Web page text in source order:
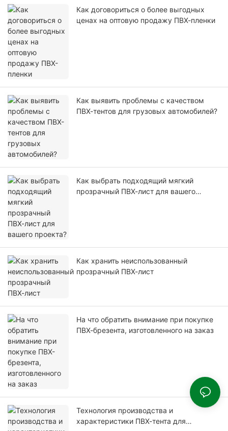
Как договориться о более выгодных
ценах на оптовую продажу ПВХ-пленки
Как выявить проблемы с качеством
ПВХ-тентов для грузовых автомобилей?
Как выбрать подходящий мягкий
прозрачный ПВХ-лист для вашего
Как хранить неиспользованный
прозрачный ПВХ-лист
На что обратить внимание при покупке
ПВХ-брезента, изготовленного на заказ
Технология производства и
характеристики ПВХ-тента для